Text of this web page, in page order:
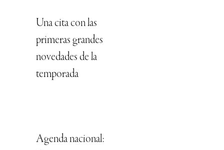
Una cita con las
primeras grandes
novedades de la
temporada
Agenda nacional: